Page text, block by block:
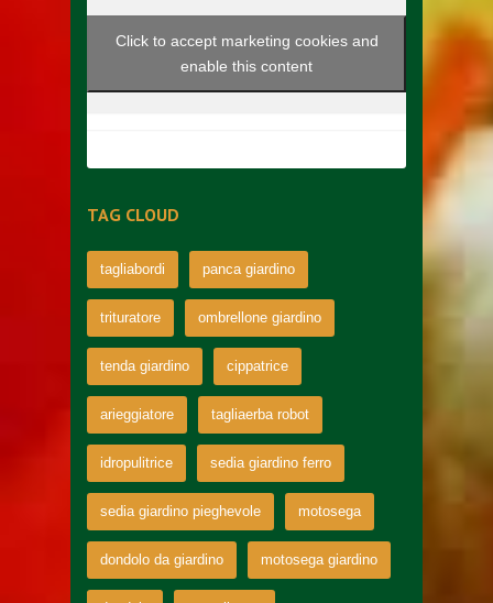
Click to accept marketing cookies and
enable this content
TAG CLOUD
tagliabordi panca giardino
trituratore ombrellone giardino
tenda giardino cippatrice
arieggiatore tagliaerba robot
idropulitrice sedia giardino ferro
sedia giardino pieghevole motosega
dondolo da giardino motosega giardino